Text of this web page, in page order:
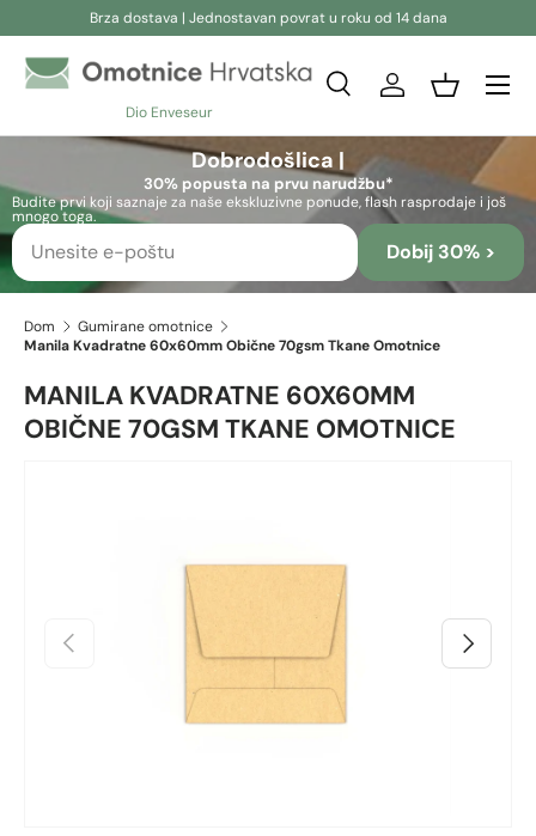
Brza dostava | Jednostavan povrat u roku od 14 dana
Dio Enveseur
Pretraživanje
Pretraživanje
Pretraživanje
PrijavaKošara
Dobrodošlica |
30% popusta na prvu narudžbu*
Budite prvi koji saznaje za naše ekskluzivne ponude, flash rasprodaje i još
mnogo toga.
Dobij 30% >
Dom
Gumirane omotnice
Manila Kvadratne 60x60mm Obične 70gsm Tkane Omotnice
MANILA KVADRATNE 60X60MM
OBIČNE 70GSM TKANE OMOTNICE
Prethodno Sljedeći